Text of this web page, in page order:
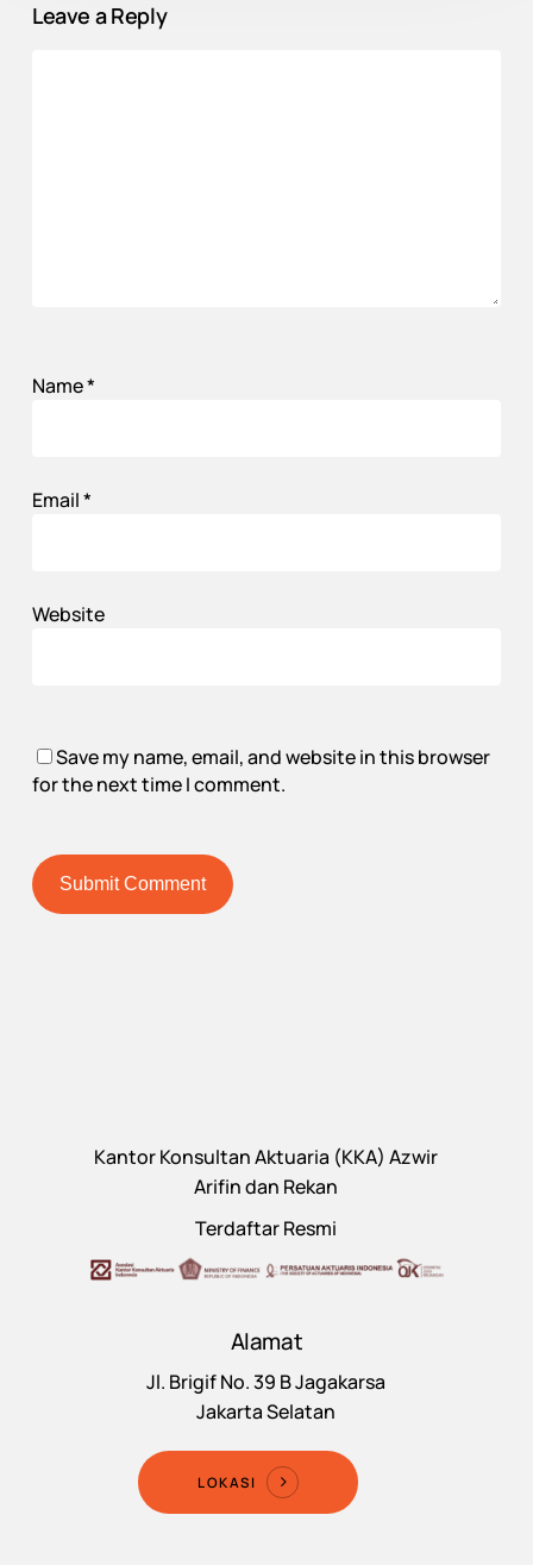
Leave a Reply
Name*
Email*
Website
Save my name, email, and website in this browser
for the next time I comment.
Kantor Konsultan Aktuaria (KKA) Azwir
Arifin dan Rekan
Terdaftar Resmi
Alamat
Jl. Brigif No. 39 B Jagakarsa
Jakarta Selatan
LOKASI